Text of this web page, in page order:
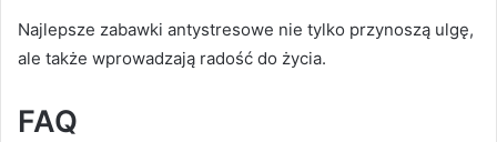
Najlepsze zabawki antystresowe nie tylko przynoszą ulgę,
ale także wprowadzają radość do życia.
FAQ